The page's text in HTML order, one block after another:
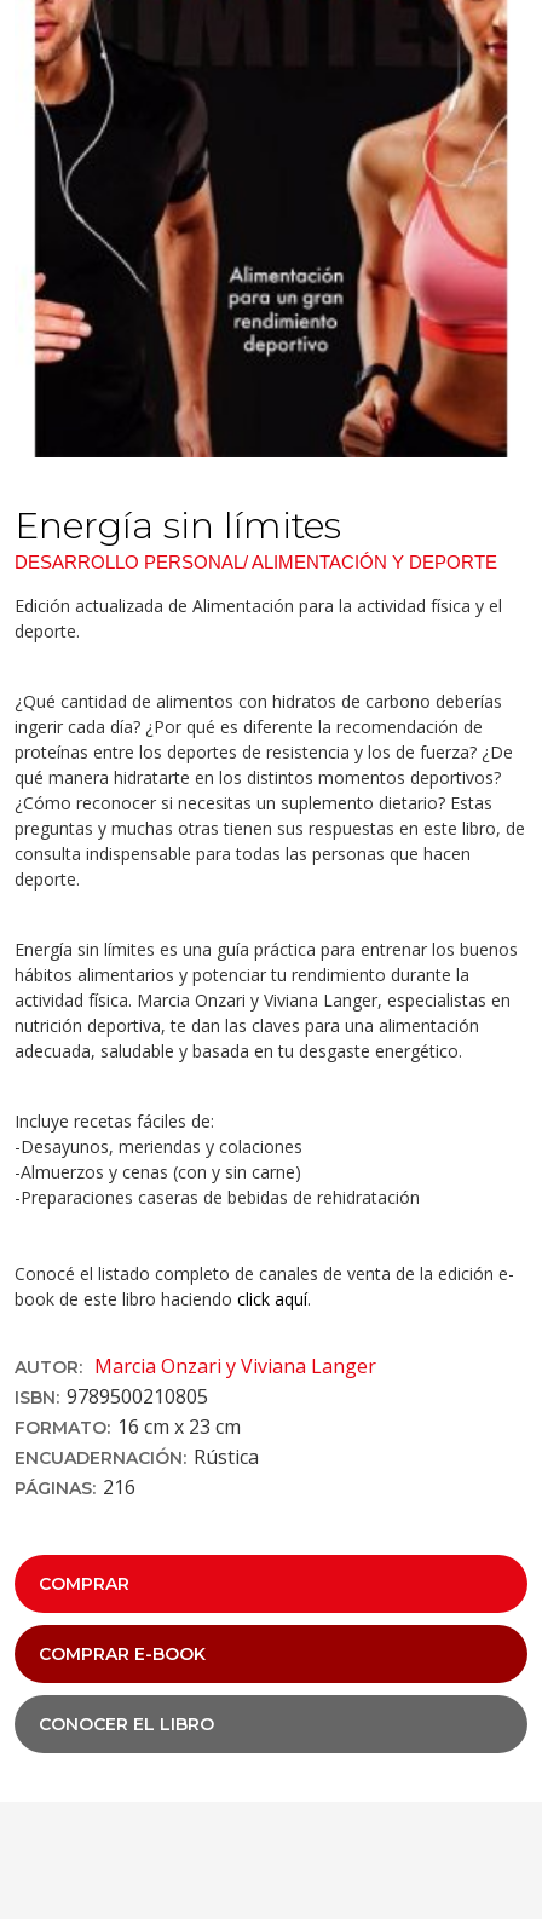
Energía sin límites
DESARROLLO PERSONAL/ ALIMENTACIÓN Y DEPORTE
Edición actualizada de Alimentación para la actividad física y el
deporte.
¿Qué cantidad de alimentos con hidratos de carbono deberías
ingerir cada día? ¿Por qué es diferente la recomendación de
proteínas entre los deportes de resistencia y los de fuerza? ¿De
qué manera hidratarte en los distintos momentos deportivos?
¿Cómo reconocer si necesitas un suplemento dietario? Estas
preguntas y muchas otras tienen sus respuestas en este libro, de
consulta indispensable para todas las personas que hacen
deporte.
Energía sin límites es una guía práctica para entrenar los buenos
hábitos alimentarios y potenciar tu rendimiento durante la
actividad física. Marcia Onzari y Viviana Langer, especialistas en
nutrición deportiva, te dan las claves para una alimentación
adecuada, saludable y basada en tu desgaste energético.
Incluye recetas fáciles de:
-Desayunos, meriendas y colaciones
-Almuerzos y cenas (con y sin carne)
-Preparaciones caseras de bebidas de rehidratación
Conocé el listado completo de canales de venta de la edición e-
book de este libro haciendo click aquí.
AUTOR: Marcia Onzari y Viviana Langer
ISBN: 9789500210805
FORMATO: 16 cm x 23 cm
ENCUADERNACIÓN: Rústica
PÁGINAS: 216
COMPRAR
COMPRAR E-BOOK
CONOCER EL LIBRO